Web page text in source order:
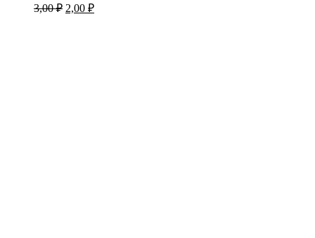
3,00₽ 2,00 ₽